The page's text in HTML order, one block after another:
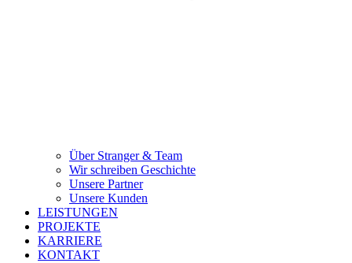
Über Stranger & Team
Wir schreiben Geschichte
Unsere Partner
Unsere Kunden
LEISTUNGEN
PROJEKTE
KARRIERE
KONTAKT